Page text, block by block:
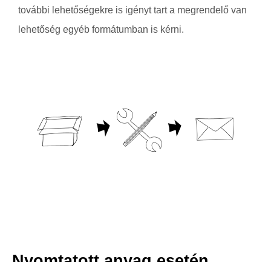
további lehetőségekre is igényt tart a megrendelő van
lehetőség egyéb formátumban is kérni.